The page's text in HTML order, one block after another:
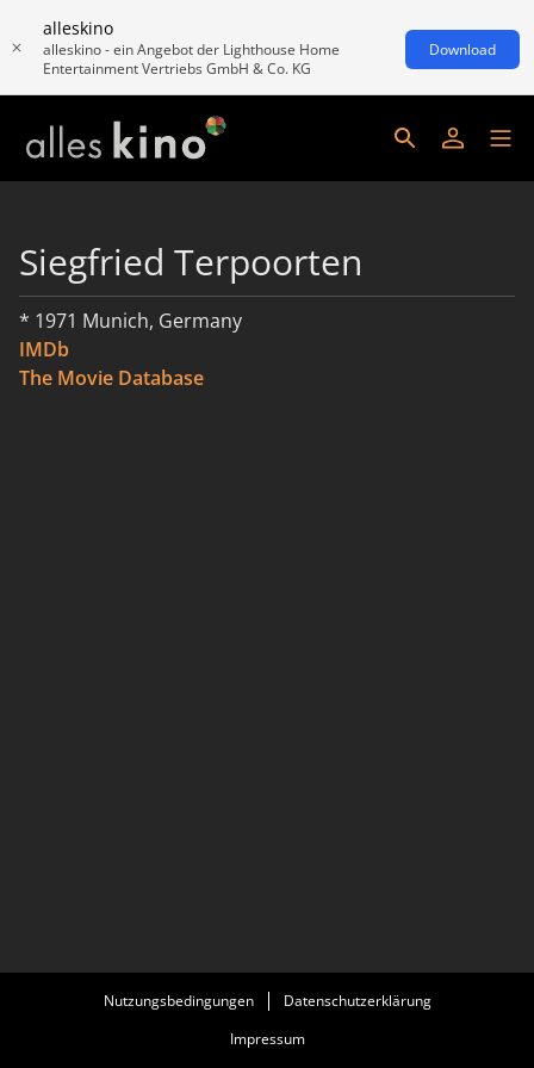
alleskino
alleskino - ein Angebot der Lighthouse Home
Entertainment Vertriebs GmbH & Co. KG
Download
Siegfried Terpoorten
* 1971 Munich, Germany
IMDb
The Movie Database
Nutzungsbedingungen
Datenschutzerklärung
Impressum